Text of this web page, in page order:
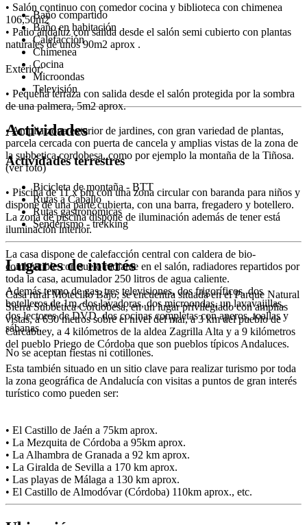
• Salón continuo con comedor cocina y biblioteca con chimenea
106,50m2
• Patio andaluz con salida desde el salón semi cubierto con plantas
naturales de unos 90m2 aprox .
Exterior:
• Pequeña terraza con salida desde el salón protegida por la sombra
de una palmera, 5m2 aprox.
• Amplia zona exterior de jardines, con gran variedad de plantas,
parcela cercada con puerta de cancela y amplias vistas de la zona de
la subbetica cordobesa, como por ejemplo la montaña de la Tiñosa.
(ver foto)
• Piscina de 11 x 6m con una zona circular con baranda para niños y
dispone de una parte cubierta, con una barra, fregadero y botellero.
La zona de piscina dispone de iluminación además de tener está
iluminación interior.
La casa dispone de calefacción central con caldera de bio-
combustible con suelo radiante en el salón, radiadores repartidos por
toda la casa, acumulador 250 litros de agua caliente.
Además termo de gas, tres televisiones, dos frigoríficos, dos
botelleros de 1m, dos lavadoras, dos microondas, un lavavajillas,
dos lectores de DVD, dos cocinas completas con aperos, toallas y
sábanas.
No se aceptan fiestas ni cotillones.
Baño compartido
Baño en habitación
Calefacción
Chimenea
Cocina
Microondas
Televisión
Actividades
Actividades terrestres
Bicicleta de montaña - BTT
Rutas a Caballo
Rutas gastronómicas
Senderismo - trekking
Lugares de interés
Casa rural Motecillo Bajo, se encuentra situada en el Parque Natural
Sierra Subbética Cordobesa, en un lugar privilegiado con amplias
vistas, a 630 metros sobre el nivel del mar, a 3 km del pueblo de
Carcabuey, a 4 kilómetros de la aldea Zagrilla Alta y a 9 kilómetros
del pueblo Priego de Córdoba que son pueblos típicos Andaluces.
Esta también situado en un sitio clave para realizar turismo por toda
la zona geográfica de Andalucía con visitas a puntos de gran interés
turístico como pueden ser:
• El Castillo de Jaén a 75km aprox.
• La Mezquita de Córdoba a 95km aprox.
• La Alhambra de Granada a 92 km aprox.
• La Giralda de Sevilla a 170 km aprox.
• Las playas de Málaga a 130 km aprox.
• El Castillo de Almodóvar (Córdoba) 110km aprox., etc.